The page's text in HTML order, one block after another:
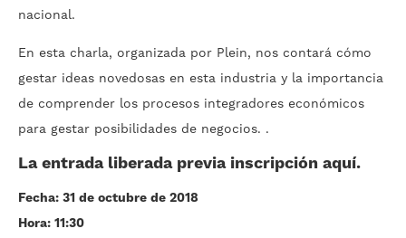
nacional.
En esta charla, organizada por Plein, nos contará cómo
gestar ideas novedosas en esta industria y la importancia
de comprender los procesos integradores económicos
para gestar posibilidades de negocios. .
La entrada liberada previa inscripción aquí.
Fecha: 31 de octubre de 2018
Hora: 11:30